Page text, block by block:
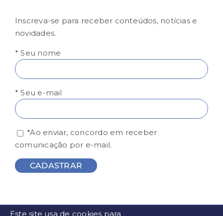
Inscreva-se para receber conteúdos, notícias e
novidades.
* Seu nome
* Seu e-mail
*Ao enviar, concordo em receber
comunicação por e-mail.
Este site usa de cookies para